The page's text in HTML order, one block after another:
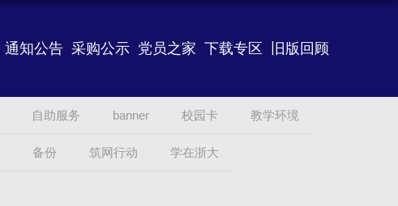
通知公告 采购公示 党员之家 下载专区 旧版回顾
自助服务 banner 校园卡 教学环境
备份 筑网行动 学在浙大